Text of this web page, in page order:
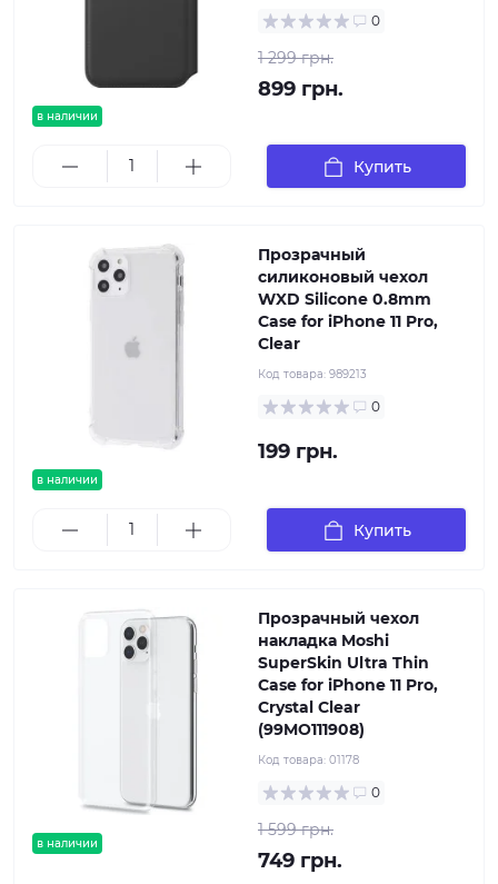
в наличии
0
1 299 грн.
899 грн.
Купить
в наличии
Прозрачный
силиконовый чехол
WXD Silicone 0.8mm
Case for iPhone 11 Pro,
Clear
Код товара: 989213
0
199 грн.
Купить
в наличии
Прозрачный чехол
накладка Moshi
SuperSkin Ultra Thin
Case for iPhone 11 Pro,
Crystal Clear
(99MO111908)
Код товара: 01178
0
1 599 грн.
749 грн.